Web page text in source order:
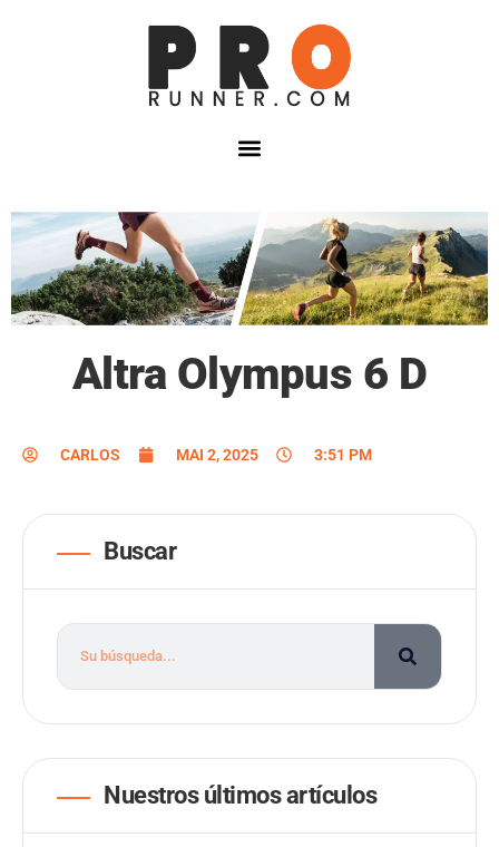
Altra Olympus 6 D
CARLOS MAI 2, 2025 3:51 PM
Buscar
Nuestros últimos artículos